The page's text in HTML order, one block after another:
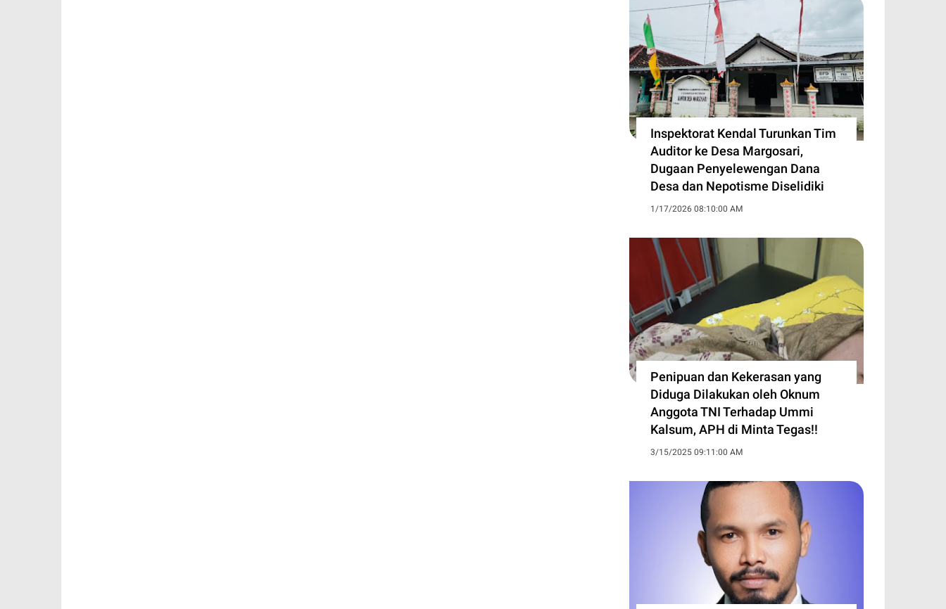
Inspektorat Kendal Turunkan Tim
Auditor ke Desa Margosari,
Dugaan Penyelewengan Dana
Desa dan Nepotisme Diselidiki
1/17/2026 08:10:00 AM
Penipuan dan Kekerasan yang
Diduga Dilakukan oleh Oknum
Anggota TNI Terhadap Ummi
Kalsum, APH di Minta Tegas!!
3/15/2025 09:11:00 AM